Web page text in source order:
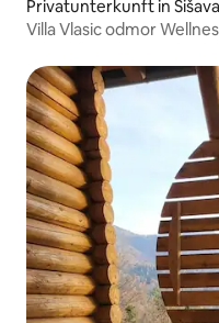
Privatunterkunft in Šišava
Villa Vlasic odmor Wellnes